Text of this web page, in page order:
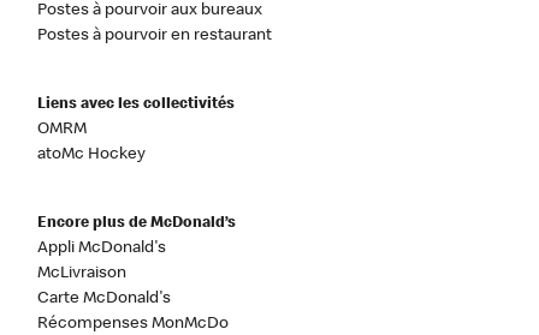
Postes à pourvoir aux bureaux
Postes à pourvoir en restaurant
Liens avec les collectivités
OMRM
atoMc Hockey
Encore plus de McDonald’s
Appli McDonald's
McLivraison
Carte McDonald's
Récompenses MonMcDo